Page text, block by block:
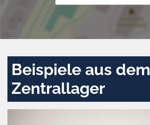
Beispiele aus dem
Zentrallager